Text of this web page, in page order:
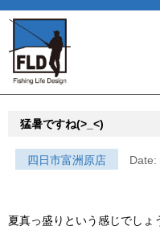
猛暑ですね(>_<)
四日市富洲原店 Date:
夏真っ盛りという感じでしょ